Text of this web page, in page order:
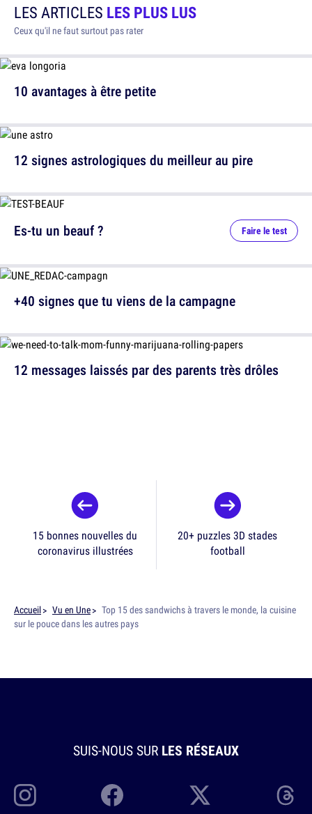
LES ARTICLES LES PLUS LUS
Ceux qu'il ne faut surtout pas rater
10 avantages à être petite
12 signes astrologiques du meilleur au pire
12 messages laissés par des parents très drôles
Es-tu un beauf ? Faire le test
+40 signes que tu viens de la campagne
15 bonnes nouvelles du
coronavirus illustrées
20+ puzzles 3D stades
football
Accueil Vu en Une
Top 15 des sandwichs à travers le monde, la cuisine
sur le pouce dans les autres pays
SUIS-NOUS SUR LES RÉSEAUX